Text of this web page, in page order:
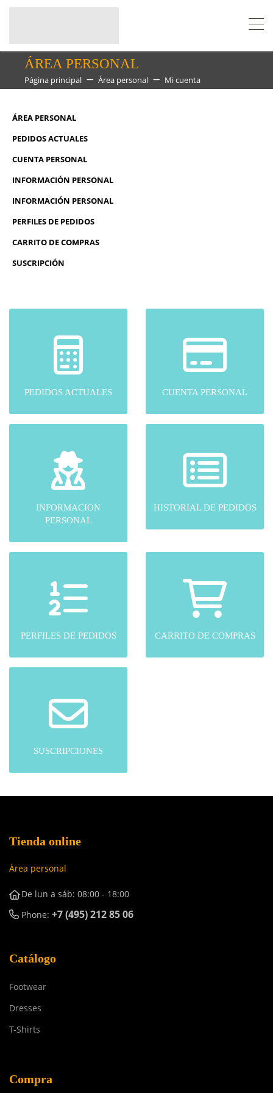
ÁREA PERSONAL
Página principal Área personal Mi cuenta
ÁREA PERSONAL
PEDIDOS ACTUALES
CUENTA PERSONAL
INFORMACIÓN PERSONAL
INFORMACIÓN PERSONAL
PERFILES DE PEDIDOS
CARRITO DE COMPRAS
SUSCRIPCIÓN
PEDIDOS ACTUALES CUENTA PERSONAL
INFORMACION
PERSONAL
HISTORIAL DE PEDIDOS
PERFILES DE PEDIDOS CARRITO DE COMPRAS
SUSCRIPCIONES
Tienda online
Área personal
De lun a sáb: 08:00 - 18:00
Phone: +7 (495) 212 85 06
Catálogo
Footwear
Dresses
T-Shirts
Compra